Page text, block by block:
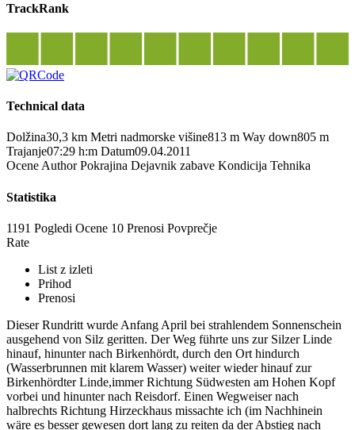
TrackRank
Technical data
Dolžina30,3 km Metri nadmorske višine813 m Way down805 m
Trajanje07:29 h:m Datum09.04.2011
Ocene Author Pokrajina Dejavnik zabave Kondicija Tehnika
Statistika
1191 Pogledi Ocene 10 Prenosi Povprečje
Rate
List z izleti
Prihod
Prenosi
Dieser Rundritt wurde Anfang April bei strahlendem Sonnenschein
ausgehend von Silz geritten. Der Weg führte uns zur Silzer Linde
hinauf, hinunter nach Birkenhördt, durch den Ort hindurch
(Wasserbrunnen mit klarem Wasser) weiter wieder hinauf zur
Birkenhördter Linde,immer Richtung Südwesten am Hohen Kopf
vorbei und hinunter nach Reisdorf. Einen Wegweiser nach
halbrechts Richtung Hirzeckhaus missachte ich (im Nachhinein
wäre es besser gewesen dort lang zu reiten da der Abstieg nach